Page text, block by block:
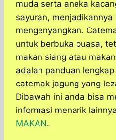
muda serta aneka
sayuran,
mengenyangkan.
untuk berbuka puasa,
makan siang atau
adalah panduan
catemak jagung yang
Dibawah ini anda bisa
informasi menarik
MAKAN.